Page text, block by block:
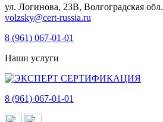
ул. Логинова, 23В, Волгоградская обл.
volzsky@cert-russia.ru
8 (961) 067-01-01
Наши услуги
8 (961) 067-01-01